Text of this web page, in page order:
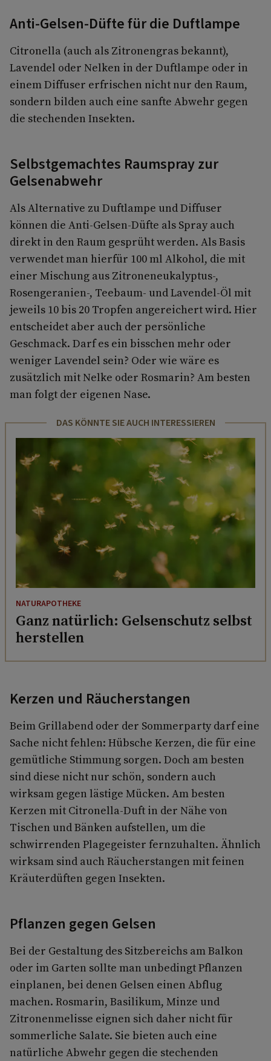
Anti-Gelsen-Düfte für die Duftlampe
Citronella (auch als Zitronengras bekannt),
Lavendel oder Nelken in der Duftlampe oder in
einem Diffuser erfrischen nicht nur den Raum,
sondern bilden auch eine sanfte Abwehr gegen
die stechenden Insekten.
Selbstgemachtes Raumspray zur
Gelsenabwehr
Als Alternative zu Duftlampe und Diffuser
können die Anti-Gelsen-Düfte als Spray auch
direkt in den Raum gesprüht werden. Als Basis
verwendet man hierfür 100 ml Alkohol, die mit
einer Mischung aus Zitroneneukalyptus-,
Rosengeranien-, Teebaum- und Lavendel-Öl mit
jeweils 10 bis 20 Tropfen angereichert wird. Hier
entscheidet aber auch der persönliche
Geschmack. Darf es ein bisschen mehr oder
weniger Lavendel sein? Oder wie wäre es
zusätzlich mit Nelke oder Rosmarin? Am besten
man folgt der eigenen Nase.
DAS KÖNNTE SIE AUCH INTERESSIEREN
NATURAPOTHEKE
Ganz natürlich: Gelsenschutz selbst
herstellen
Kerzen und Räucherstangen
Beim Grillabend oder der Sommerparty darf eine
Sache nicht fehlen: Hübsche Kerzen, die für eine
gemütliche Stimmung sorgen. Doch am besten
sind diese nicht nur schön, sondern auch
wirksam gegen lästige Mücken. Am besten
Kerzen mit Citronella-Duft in der Nähe von
Tischen und Bänken aufstellen, um die
schwirrenden Plagegeister fernzuhalten. Ähnlich
wirksam sind auch Räucherstangen mit feinen
Kräuterdüften gegen Insekten.
Pflanzen gegen Gelsen
Bei der Gestaltung des Sitzbereichs am Balkon
oder im Garten sollte man unbedingt Pflanzen
einplanen, bei denen Gelsen einen Abflug
machen. Rosmarin, Basilikum, Minze und
Zitronenmelisse eignen sich daher nicht für
sommerliche Salate. Sie bieten auch eine
natürliche Abwehr gegen die stechenden